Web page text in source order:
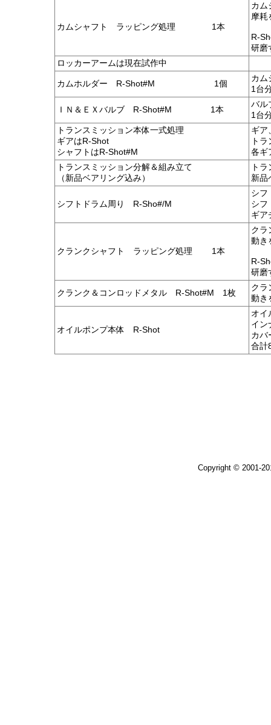
カムシャフト ラッピング処理 1本
カム
摩耗
R-
研磨
ロッカーアームは現在試作中
カムホルダー R-Shot#M 1個
カム
1台
ＩＮ＆ＥＸバルブ R-Shot#M 1本
バル
1台
トランスミッション本体一式処理
ギアはR-Shot
シャフトはR-Shot#M
ギア
ト
各ギ
トランスミッション分解＆組み立て
（新品ベアリング込み）
ト
新
シフトドラム周り R-Sho#/M
シフ
シフ
ギア
クランクシャフト ラッピング処理 1本
クラ
動き
R-
研磨
クランク＆コンロッドメタル R-Shot#M 1枚
クラ
動き
オイルポンプ本体 R-Shot
オイ
イン
カバ
合計
Copyright © 2001-